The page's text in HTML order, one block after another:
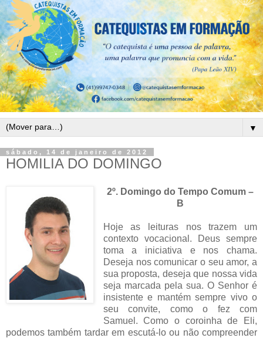
▼
sábado, 14 de janeiro de 2012
HOMILIA DO DOMINGO
2º. Domingo do Tempo Comum –
B
Hoje as leituras nos trazem um
contexto vocacional. Deus sempre
toma a iniciativa e nos chama.
Deseja nos comunicar o seu amor, a
sua proposta, deseja que nossa vida
seja marcada pela sua. O Senhor é
insistente e mantém sempre vivo o
seu convite, como o fez com
Samuel. Como o coroinha de Eli,
podemos também tardar em escutá-lo ou não compreender